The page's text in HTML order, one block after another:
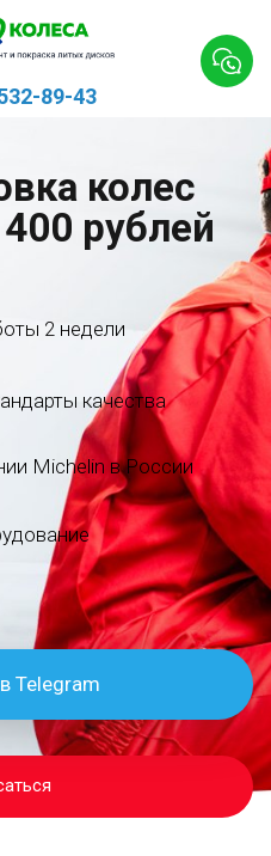
89-43
колес
рублей
2 недели
качества
Michelin в России
Telegram